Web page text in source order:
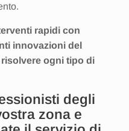
rapidi con
innovazioni del
ogni tipo di
degli
zona e